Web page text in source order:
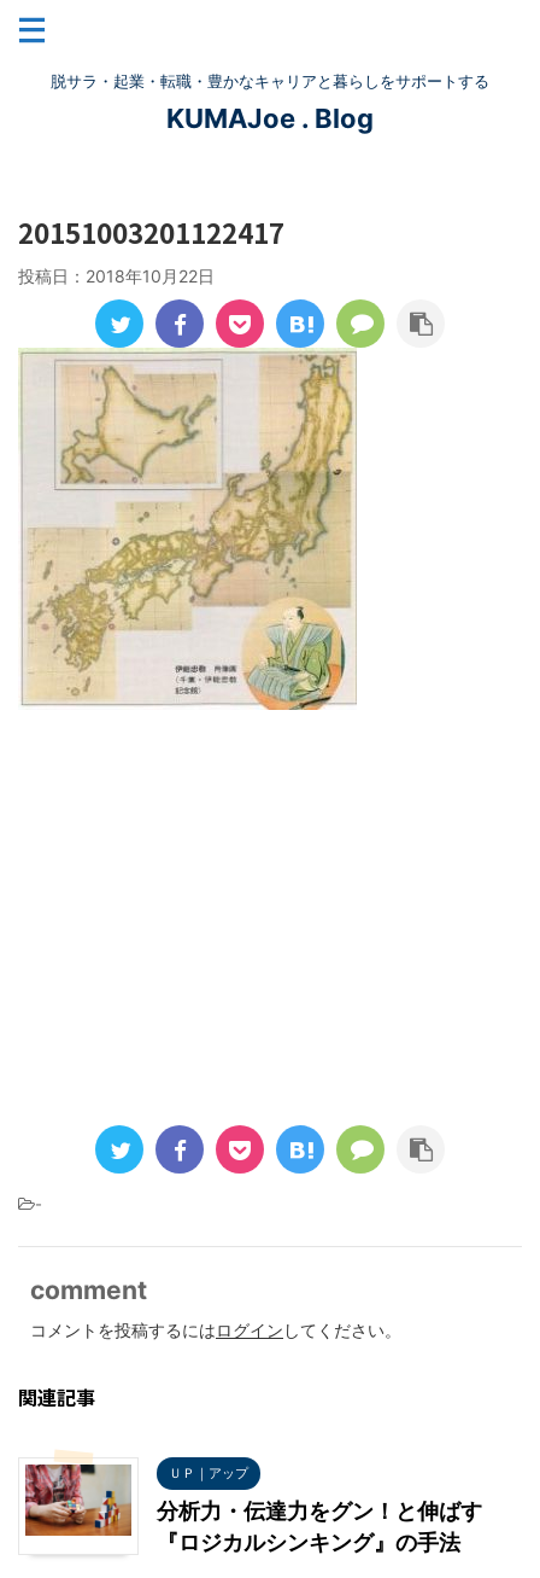
脱サラ・起業・転職・豊かなキャリアと暮らしをサポートする
KUMAJoe . Blog
20151003201122417
投稿日： 2018年10月22日
-
comment
コメントを投稿するにはログイン してください。
関連記事
ＵＰ｜アップ
分析力・伝達力をグン！と伸ばす
『ロジカルシンキング』の手法